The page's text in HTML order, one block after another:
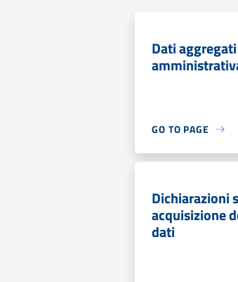
Dati
GO TO PAGE
Dichiarazioni
acquisizione
dati